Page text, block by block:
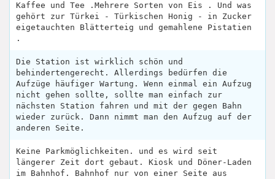
Kaffee und Tee .Mehrere Sorten von Eis . Und was
gehört zur Türkei - Türkischen Honig - in Zucker
eigetauchten Blätterteig und gemahlene Pistatien
.
Die Station ist wirklich schön und
behindertengerecht. Allerdings bedürfen die
Aufzüge häufiger Wartung. Wenn einmal ein Aufzug
nicht gehen sollte, sollte man einfach zur
nächsten Station fahren und mit der gegen Bahn
wieder zurück. Dann nimmt man den Aufzug auf der
anderen Seite.
Keine Parkmöglichkeiten. und es wird seit
längerer Zeit dort gebaut. Kiosk und Döner-Laden
im Bahnhof. Bahnhof nur von einer Seite aus